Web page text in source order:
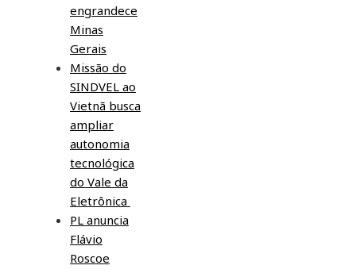
engrandece
Minas
Gerais
Missão do
SINDVEL ao
Vietnã busca
ampliar
autonomia
tecnológica
do Vale da
Eletrônica
PL anuncia
Flávio
Roscoe